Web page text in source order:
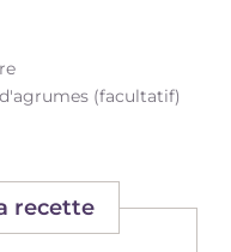
(facultatif)
recette